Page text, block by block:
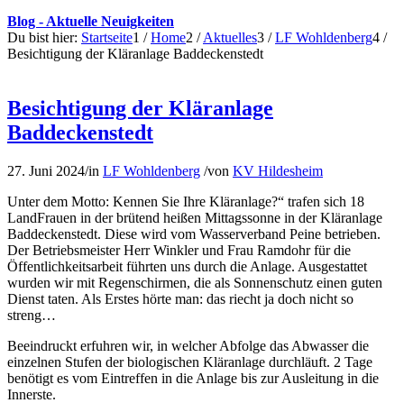
Blog - Aktuelle Neuigkeiten
Du bist hier: Startseite1 / Home2 / Aktuelles3 / LF Wohldenberg4 /
Besichtigung der Kläranlage Baddeckenstedt
Besichtigung der Kläranlage
Baddeckenstedt
27. Juni 2024/in LF Wohldenberg /von KV Hildesheim
Unter dem Motto: Kennen Sie Ihre Kläranlage?“ trafen sich 18
LandFrauen in der brütend heißen Mittagssonne in der Kläranlage
Baddeckenstedt. Diese wird vom Wasserverband Peine betrieben.
Der Betriebsmeister Herr Winkler und Frau Ramdohr für die
Öffentlichkeitsarbeit führten uns durch die Anlage. Ausgestattet
wurden wir mit Regenschirmen, die als Sonnenschutz einen guten
Dienst taten. Als Erstes hörte man: das riecht ja doch nicht so
streng…
Beeindruckt erfuhren wir, in welcher Abfolge das Abwasser die
einzelnen Stufen der biologischen Kläranlage durchläuft. 2 Tage
benötigt es vom Eintreffen in die Anlage bis zur Ausleitung in die
Innerste.